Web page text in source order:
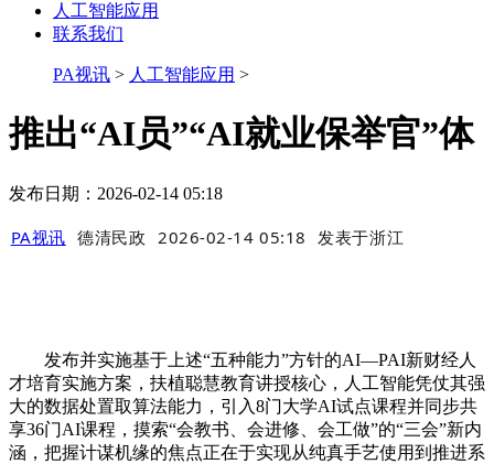
人工智能应用
联系我们
PA视讯 > 人工智能应用 >
推出“AI员”“AI就业保举官”体
发布日期：2026-02-14 05:18
PA视讯 德清民政 2026-02-14 05:18 发表于浙江
发布并实施基于上述“五种能力”方针的AI—PAI新财经人
才培育实施方案，扶植聪慧教育讲授核心，人工智能凭仗其强
大的数据处置取算法能力，引入8门大学AI试点课程并同步共
享36门AI课程，摸索“会教书、会进修、会工做”的“三会”新内
涵，把握计谋机缘的焦点正在于实现从纯真手艺使用到推进系